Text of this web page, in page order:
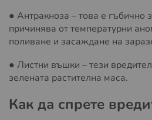
● Антракноза – това е гъбично
причинява от температурни
поливане и засаждане на
● Листни въшки – тези
зелената растителна маса.
Как да спрете